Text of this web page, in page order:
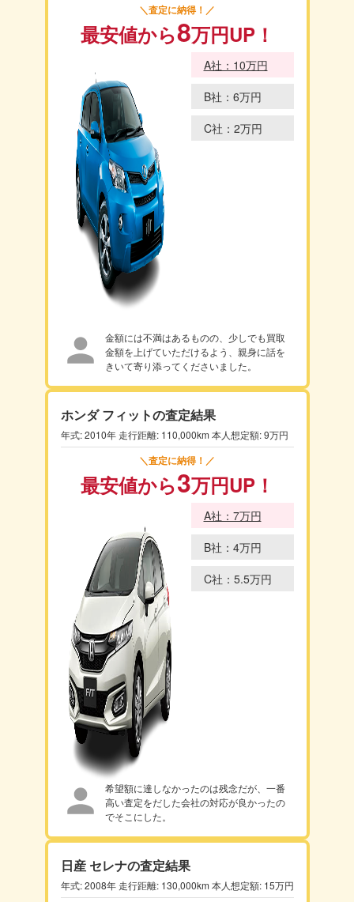
＼査定に納得！／
最安値から8万円UP！
A社：10万円
B社：6万円
C社：2万円
金額には不満はあるものの、少しでも買取
金額を上げていただけるよう、親身に話を
きいて寄り添ってくださいました。
ホンダ フィットの査定結果
年式: 2010年 走行距離: 110,000km 本人想定額: 9万円
＼査定に納得！／
最安値から3万円UP！
A社：7万円
B社：4万円
C社：5.5万円
希望額に達しなかったのは残念だが、一番
高い査定をだした会社の対応が良かったの
でそこにした。
日産 セレナの査定結果
年式: 2008年 走行距離: 130,000km 本人想定額: 15万円